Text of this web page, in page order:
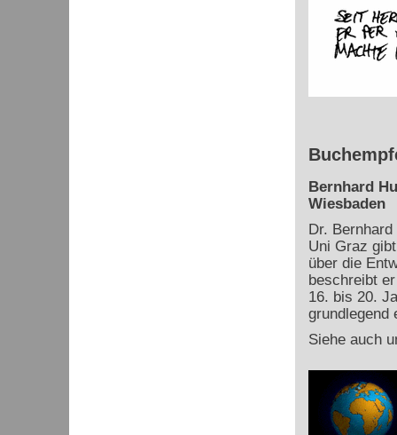
Bernhard
Wiesbaden
Dr.
Uni Graz
über die
beschreibt
16. bis 20.
grundlegend
Siehe auch